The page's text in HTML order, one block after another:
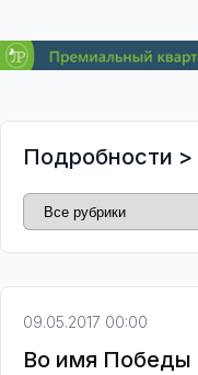
Подробности >
09.05.2017 00:00
Во имя Победы